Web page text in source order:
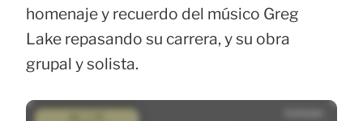
homenaje y recuerdo del músico Greg
Lake repasando su carrera, y su obra
grupal y solista.